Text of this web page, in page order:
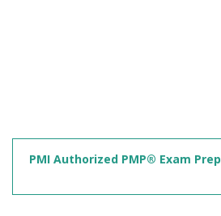
PMI Authorized PMP® Exam Prep